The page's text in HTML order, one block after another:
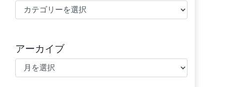
カテゴリー
アーカイブ
アーカイブ